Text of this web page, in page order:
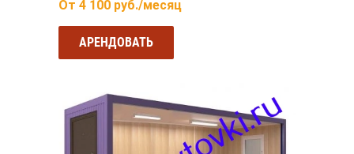
От 4 100 руб./месяц
АРЕНДОВАТЬ